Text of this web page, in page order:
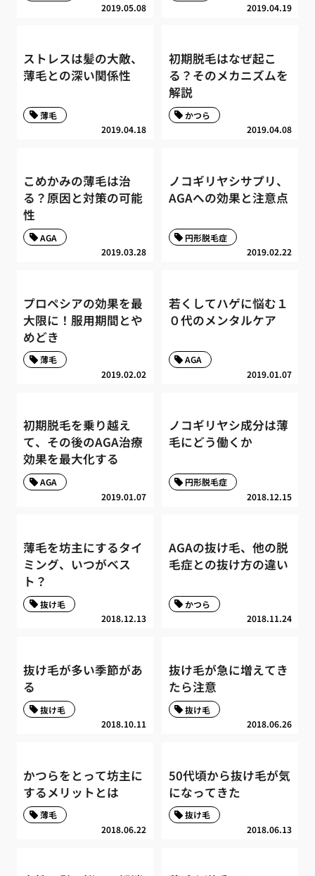
2019.05.08 2019.04.19
ストレスは髪の大敵、
薄毛との深い関係性
2019.04.18
薄毛
初期脱毛はなぜ起こ
る？そのメカニズムを
解説
2019.04.08
かつら
こめかみの薄毛は治
る？原因と対策の可能
性
2019.03.28
AGA
ノコギリヤシサプリ、
AGAへの効果と注意点
2019.02.22
円形脱毛症
プロペシアの効果を最
大限に！服用期間とや
めどき
2019.02.02
薄毛
若くしてハゲに悩む１
０代のメンタルケア
2019.01.07
AGA
初期脱毛を乗り越え
て、その後のAGA治療
効果を最大化する
2019.01.07
AGA
ノコギリヤシ成分は薄
毛にどう働くか
2018.12.15
円形脱毛症
薄毛を坊主にするタイ
ミング、いつがベス
ト？
2018.12.13
抜け毛
AGAの抜け毛、他の脱
毛症との抜け方の違い
2018.11.24
かつら
抜け毛が多い季節があ
る
2018.10.11
抜け毛
抜け毛が急に増えてき
たら注意
2018.06.26
抜け毛
かつらをとって坊主に
するメリットとは
2018.06.22
薄毛
50代頃から抜け毛が気
になってきた
2018.06.13
抜け毛